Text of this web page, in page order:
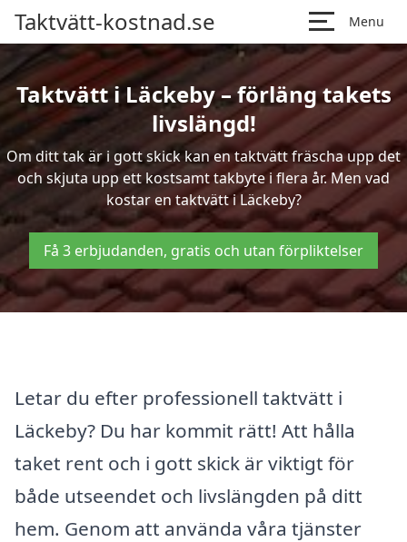
Taktvätt-kostnad.se Menu
Taktvätt i Läckeby – förläng takets
livslängd!
Om ditt tak är i gott skick kan en taktvätt fräscha upp det
och skjuta upp ett kostsamt takbyte i flera år. Men vad
kostar en taktvätt i Läckeby?
Få 3 erbjudanden, gratis och utan förpliktelser
Letar du efter professionell taktvätt i
Läckeby? Du har kommit rätt! Att hålla
taket rent och i gott skick är viktigt för
både utseendet och livslängden på ditt
hem. Genom att använda våra tjänster